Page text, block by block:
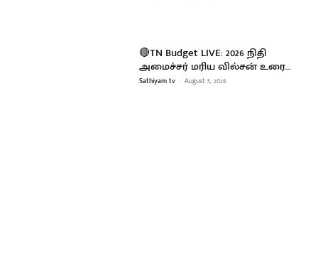
🔴TN Budget LIVE: 2026 நிதி
அமைச்சர் மரிய வில்சன் உரை…
Sathiyam tv - August 5, 2026